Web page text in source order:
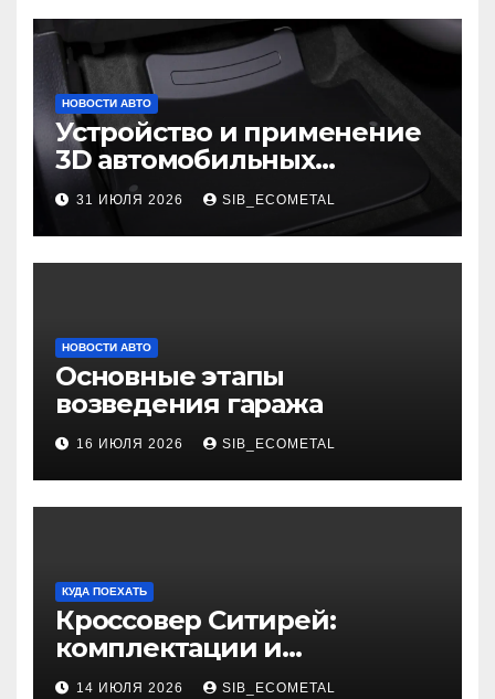
НОВОСТИ АВТО
Устройство и применение
3D автомобильных
ковриков
31 ИЮЛЯ 2026 SIB_ECOMETAL
НОВОСТИ АВТО
Основные этапы
возведения гаража
16 ИЮЛЯ 2026 SIB_ECOMETAL
КУДА ПОЕХАТЬ
Кроссовер Ситирей:
комплектации и
характеристики
14 ИЮЛЯ 2026 SIB_ECOMETAL